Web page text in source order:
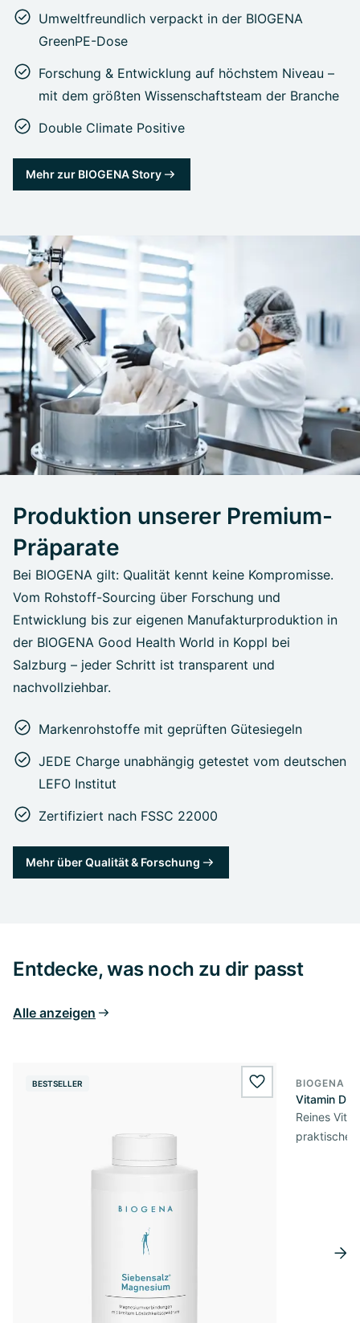
Umweltfreundlich verpackt in der BIOGENA
GreenPE-Dose
Forschung & Entwicklung auf höchstem Niveau –
mit dem größten Wissenschaftsteam der Branche
Double Climate Positive
Mehr zur BIOGENA Story
Produktion unserer Premium-
Präparate
Bei BIOGENA gilt: Qualität kennt keine Kompromisse.
Vom Rohstoff-Sourcing über Forschung und
Entwicklung bis zur eigenen Manufakturproduktion in
der BIOGENA Good Health World in Koppl bei
Salzburg – jeder Schritt ist transparent und
nachvollziehbar.
Markenrohstoffe mit geprüften Gütesiegeln
JEDE Charge unabhängig getestet vom deutschen
LEFO Institut
Zertifiziert nach FSSC 22000
Mehr über Qualität & Forschung
Entdecke, was noch zu dir passt
Alle anzeigen
BESTSELLER wishlist.add
BIOGENA
Vitamin D3
Reines
praktischer